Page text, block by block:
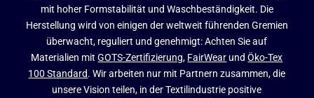
mit hoher Formstabilität und Waschbeständigkeit. Die
Herstellung wird von einigen der weltweit führenden Gremien
überwacht, reguliert und genehmigt: Achten Sie auf
Materialien mitGOTS-Zertifizierung, FairWear undÖko-Tex
100 Standard. Wir arbeiten nur mit Partnern zusammen, die
unsere Vision teilen, in der Textilindustrie positive